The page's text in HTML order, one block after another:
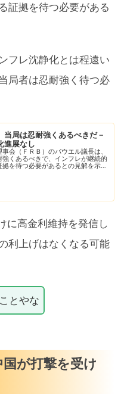
証拠を待つ必要がある
フレ沈静化とは程遠い
局者は忍耐強く待つ必
当局は忍耐強くあるべきだ－
進展なし
会（ＦＲＢ）のパウエル議長は、
くあるべきで、インフレが継続的
を待つ必要があるとの見解を示し
に高金利維持を発信し
利上げはなくなる可能
とやな
が打撃を受け